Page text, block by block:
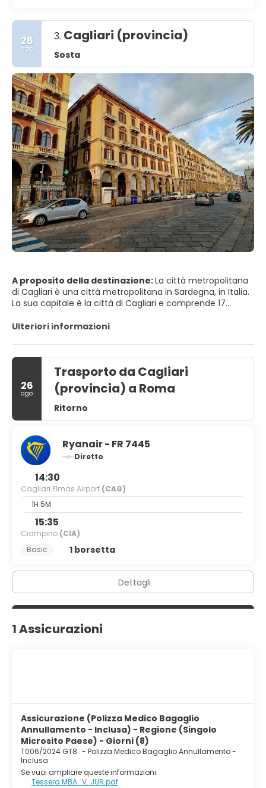
26
ago
3. Cagliari (provincia)
Sosta
A proposito della destinazione:La città metropolitana
di Cagliari è una città metropolitana in Sardegna, in Italia.
La sua capitale è la città di Cagliari e comprende 17
la Provincia di Cagliari. L'attuale presidente è il sindaco di
432.000. Questa cifra può aumentare a causa del
pendolarismo nell'area urbana funzionale a circa 477.000
Ulteriori informazioni
26
ago
Trasporto da Cagliari
(provincia) a Roma
Ritorno
Ryanair - FR 7445
Diretto
14:30
Cagliari Elmas Airport (CAG)
1H 5M
15:35
Ciampino (CIA)
Basic
1 borsetta
Dettagli
1 Assicurazioni
Assicurazione (Polizza Medico Bagaglio
Annullamento - Inclusa) - Regione (Singolo
Microsito Paese) - Giorni (8)
T006/2024 GT8 - Polizza Medico Bagaglio Annullamento -
Inclusa
Se vuoi ampliare queste informazioni:
Tessera MBA_V. JUR.pdf